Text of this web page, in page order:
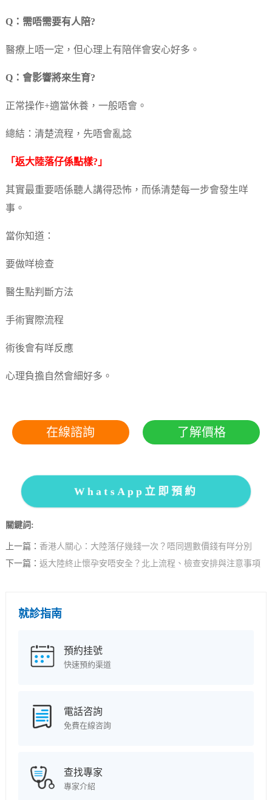
Q：需唔需要有人陪?
醫療上唔一定，但心理上有陪伴會安心好多。
Q：會影響將來生育?
正常操作+適當休養，一般唔會。
總結：清楚流程，先唔會亂諗
「返大陸落仔係點樣?」
其實最重要唔係聽人講得恐怖，而係清楚每一步會發生咩
事。
當你知道：
要做咩檢查
醫生點判斷方法
手術實際流程
術後會有咩反應
心理負擔自然會細好多。
在線諮詢 了解價格
WhatsApp立即預約
關鍵詞:
上一篇： 香港人關心：大陸落仔幾錢一次？唔同週數價錢有咩分別
下一篇： 返大陸終止懷孕安唔安全？北上流程、檢查安排與注意事項
就診指南
預約挂號
快速預約渠道
電話咨詢
免費在線咨詢
查找專家
專家介紹